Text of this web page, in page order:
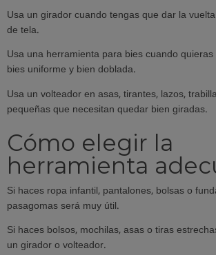
Usa un girador cuando tengas que dar la
de tela.
Usa una herramienta para bies cuando
bies uniforme y bien doblada.
Usa un volteador en asas, tirantes, lazos,
pequeñas que necesitan quedar bien giradas.
Cómo elegir la
herramienta
Si haces ropa infantil, pantalones, bolsas o
pasagomas será muy útil.
Si haces bolsos, mochilas, asas o tiras
un girador o volteador.